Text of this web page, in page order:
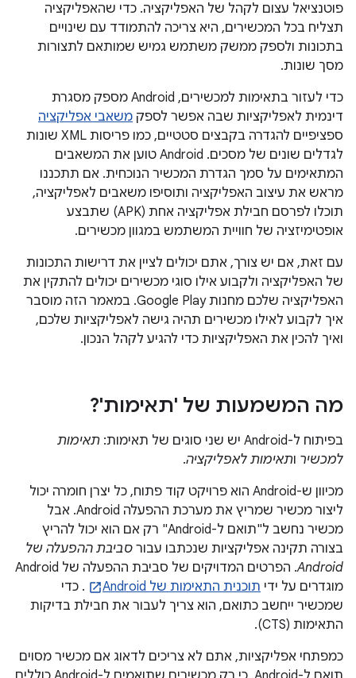
פוטנציאל עצום לקהל של האפליקציה. כדי שהאפליקציה
תצליח בכל המכשירים, היא צריכה להתמודד עם שינויים
בתכונות ולספק ממשק משתמש גמיש שמותאם לתצורות
מסך שונות.
כדי לעזור בתאימות למכשירים, Android מספק מסגרת
דינמית לאפליקציות שבה אפשר לספק משאבי אפליקציה
ספציפיים להגדרה בקבצים סטטיים, כמו פריסות XML שונות
לגדלים שונים של מסכים. ‫Android טוען את המשאבים
המתאימים על סמך הגדרת המכשיר הנוכחית. אם תתכננו
מראש את עיצוב האפליקציה ותוסיפו משאבים לאפליקציה,
תוכלו לפרסם חבילת אפליקציה אחת (APK) שתבצע
אופטימיזציה של חוויית המשתמש במגוון מכשירים.
עם זאת, אם יש צורך, אתם יכולים לציין את דרישות התכונות
של האפליקציה ולקבוע אילו סוגי מכשירים יכולים להתקין את
האפליקציה שלכם מחנות Google Play. במאמר הזה מוסבר
איך לקבוע לאילו מכשירים תהיה גישה לאפליקציות שלכם,
ואיך להכין את האפליקציות כדי להגיע לקהל הנכון.
מה המשמעות של 'תאימות'?
בפיתוח ל-Android יש שני סוגים של תאימות:
תאימות
למכשיר ותאימות לאפליקציה.
מכיוון ש-Android הוא פרויקט קוד פתוח, כל יצרן חומרה יכול
ליצור מכשיר שמריץ את מערכת ההפעלה Android. אבל
מכשיר נחשב ל"תואם ל-Android" רק אם הוא יכול להריץ
בצורה תקינה אפליקציות שנכתבו עבור סביבת ההפעלה של
Android
. הפרטים המדויקים של סביבת ההפעלה של Android
מוגדרים על ידי תוכנית התאימות של Android
. כדי
שמכשיר ייחשב כתואם, הוא צריך לעבור את חבילת בדיקות
התאימות (CTS).
כמפתחי אפליקציות, אתם לא צריכים לדאוג אם מכשיר מסוים